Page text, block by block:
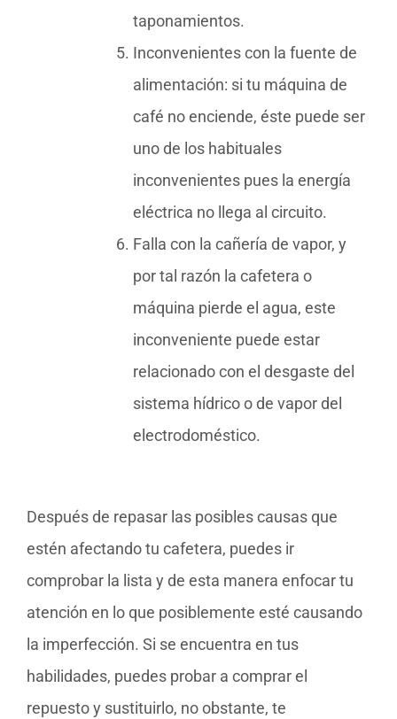
taponamientos.
Inconvenientes con la fuente de
alimentación: si tu máquina de
café no enciende, éste puede ser
uno de los habituales
inconvenientes pues la energía
eléctrica no llega al circuito.
Falla con la cañería de vapor, y
por tal razón la cafetera o
máquina pierde el agua, este
inconveniente puede estar
relacionado con el desgaste del
sistema hídrico o de vapor del
electrodoméstico.
Después de repasar las posibles causas que
estén afectando tu cafetera, puedes ir
comprobar la lista y de esta manera enfocar tu
atención en lo que posiblemente esté causando
la imperfección. Si se encuentra en tus
habilidades, puedes probar a comprar el
repuesto y sustituirlo, no obstante, te